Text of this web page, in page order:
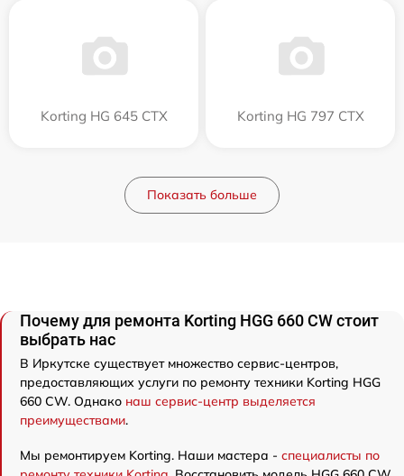
Korting HG 645 CTX Korting HG 797 CTX
Показать больше
Почему для ремонта Korting HGG 660 CW стоит
выбрать нас
В Иркутске существует множество сервис-центров,
предоставляющих услуги по ремонту техники Korting HGG
660 CW. Однако наш сервис-центр выделяется
преимуществами.
Мы ремонтируем Korting. Наши мастера - специалисты по